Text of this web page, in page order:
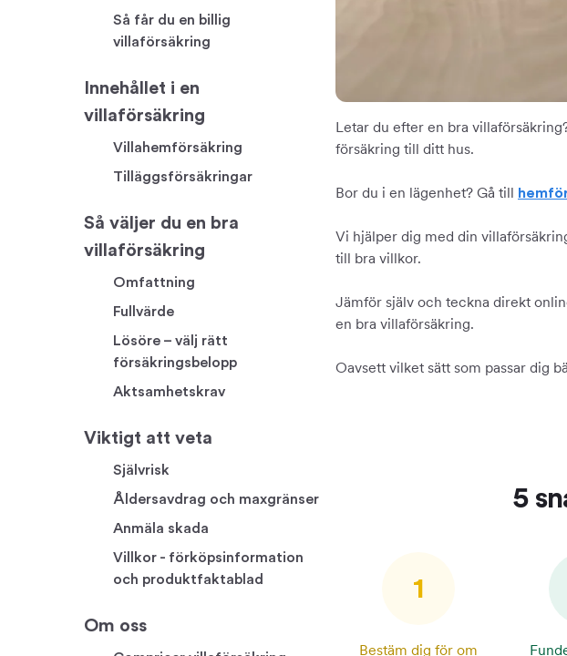
Så får du en billig
villaförsäkring
Innehållet i en
villaförsäkring
Villahemförsäkring
Tilläggsförsäkringar
Så väljer du en bra
villaförsäkring
Omfattning
Fullvärde
Lösöre – välj rätt
försäkringsbelopp
Aktsamhetskrav
Viktigt att veta
Självrisk
Åldersavdrag och maxgränser
Anmäla skada
Villkor - förköpsinformation
och produktfaktablad
Om oss
Letar du efter en bra
försäkring till ditt hus.
Bor du i en lägenhet? Gå till
Vi hjälper dig med din
till bra villkor.
Jämför själv och teckna direkt
en bra villaförsäkring.
Oavsett vilket sätt som passar dig
5
1
Bestäm dig för om